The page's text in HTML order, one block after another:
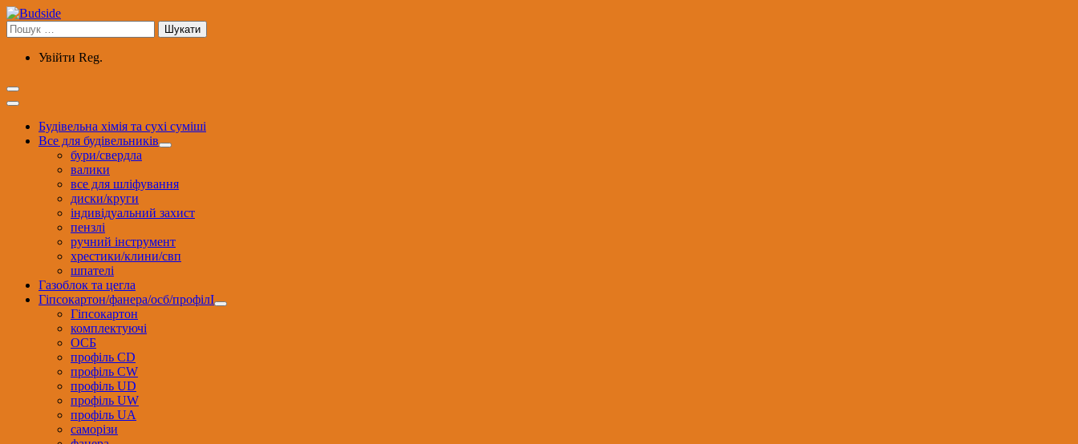
Перейти
до
вмісту
Пошук:
Увійти Reg.
Будівельна хімія та сухі суміші
Все для будівельників
бури/свердла
валики
все для шліфування
диски/круги
індивідуальний захист
пензлі
ручний інструмент
хрестики/клини/свп
шпателі
Газоблок та цегла
Гіпсокартон/фанера/осб/профілІ
Гіпсокартон
комплектуючі
ОСБ
профіль CD
профіль CW
профіль UD
профіль UW
профіль UА
саморізи